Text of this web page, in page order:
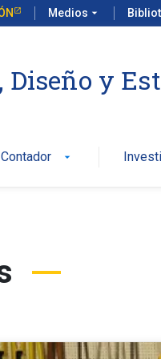
Medios arrow_drop_down
y
arrow_drop_down